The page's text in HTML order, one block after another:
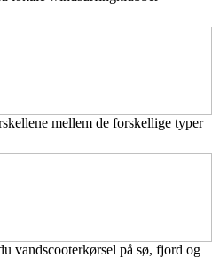
mellem de forskellige typer
vandscooterkørsel på sø, fjord og